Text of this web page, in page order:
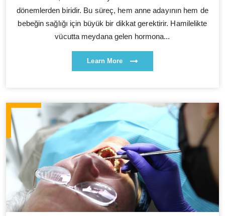
dönemlerden biridir. Bu süreç, hem anne adayının hem de
bebeğin sağlığı için büyük bir dikkat gerektirir. Hamilelikte
vücutta meydana gelen hormona...
Learn More